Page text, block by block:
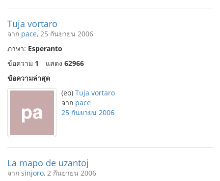
Tuja vortaro
จาก pace, 25 กันยายน 2006
ภาษา: Esperanto
ข้อความ 1 แสดง 62966
ข้อความล่าสุด
(eo) Tuja vortaro
จาก pace
25 กันยายน 2006
La mapo de uzantoj
จาก sinjoro, 2 กันยายน 2006